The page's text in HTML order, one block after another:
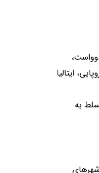
ایتالیا
به